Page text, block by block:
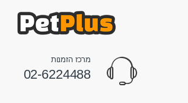
מרכז הזמנות
02-6224488